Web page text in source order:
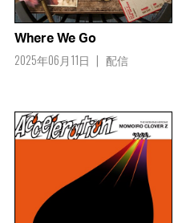
Where We Go
2025年06月11日 配信